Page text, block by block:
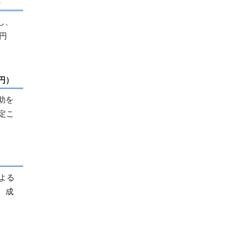
円
を
こ
る
成